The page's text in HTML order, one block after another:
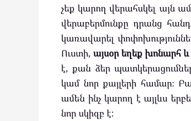
չեք կարող վերահսկել այն
վերաբերմունքը դրանց
կառավարել
Ուստի,այսօր եղեք խոնարհ և
է, քան ձեր
կամ նոր քայլերի համար։
ամեն ինչ կարող է այլևս
նոր սկիզբ է: